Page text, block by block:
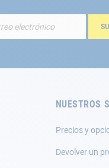
NUESTROS
Precios y
Devolver un